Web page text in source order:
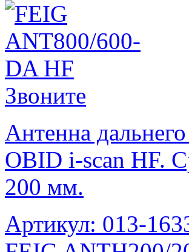
Звоните
Антенна
OBID i-scan HF.
200 мм.
Артикул: 013-